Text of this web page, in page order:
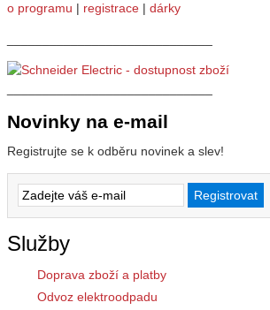
o programu | registrace | dárky
Novinky na e-mail
Registrujte se k odběru novinek a slev!
Služby
Doprava zboží a platby
Odvoz elektroodpadu